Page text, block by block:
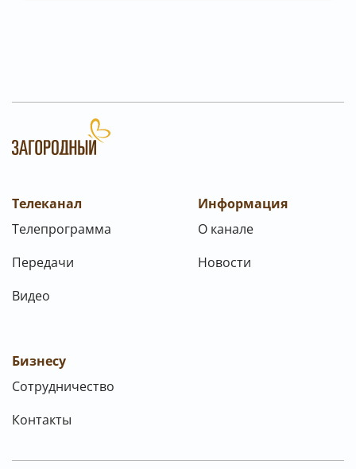
Телеканал
Телепрограмма
Передачи
Видео
Информация
О канале
Новости
Бизнесу
Сотрудничество
Контакты